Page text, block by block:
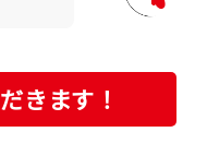
きます！